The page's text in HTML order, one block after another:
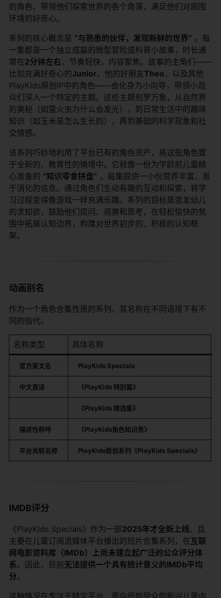
的角色，带领他们探索世界的各个角落，满足他们对周围
环境的好奇心。
系列的核心概念是 “与熟悉的伙伴，发现新鲜的世界” ​ 。每
一集都是一个独立成篇的微型冒险或科普小故事，时长通
常在2分钟左右 ，节奏轻快，内容聚焦。故事的主角们——
比如充满好奇心的Junior、他的好朋友Theo ，以及其他
PlayKids原创IP中的角色——会化身为小向导，带领小观
众们深入一个特定的主题。这些主题包罗万象，从自然界
的奥秘（如萤火虫为什么会发光），到日常生活中的趣味
知识（如玉米是怎么生长的），再到基础的科学现象和社
交情感。
该系列巧妙地利用了平台已有的角色资产，将这些角色置
于全新的、教育性的情境中。它就像一份为学龄前儿童精
心准备的 “知识零食拼盘” ​ ，每集提供一小份营养丰富、易
于消化的信息。通过角色们生动有趣的互动和探索，将学
习过程变得像游戏一样充满乐趣。系列的目标是激发幼儿
的求知欲，鼓励他们提问、观察和思考，在轻松愉快的氛
围中拓展认知边界，构建对世界初步的、积极的认知框
架。
动画别名
作为一个角色合集性质的系列，其名称在不同语境下有不
同的指代。
名称类型 具体名称
官方英文名 PlayKids Specials
中文直译 《PlayKids 特别篇》
《PlayKids 精选集》
描述性称呼 《PlayKids角色知识秀》
平台关联名称 PlayKids原创系列《PlayKids Specials》
IMDB评分
《PlayKids Specials》作为一部2025年才全新上线、且
主要在儿童订阅流媒体平台播出的短片合集系列，在互联
网电影资料库（IMDb）上尚未建立起广泛的公众评分体
系。因此，目前无法提供一个具有统计意义的IMDb平均
分。
这种情况在专注于特定平台、面向低龄受众的新兴儿童内